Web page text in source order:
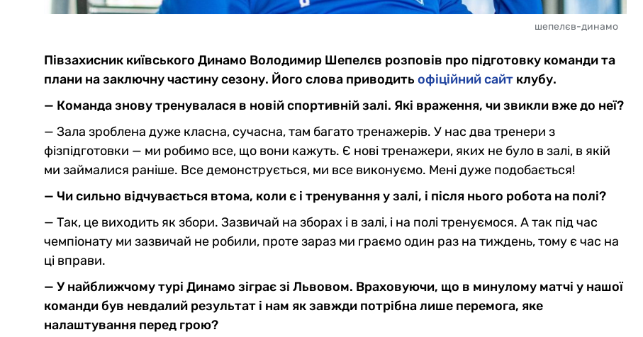
шепелєв-динамо
Півзахисник київського Динамо Володимир Шепелєв розповів про підготовку команди та
плани на заключну частину сезону. Його слова приводить офіційний сайт клубу.
— Команда знову тренувалася в новій спортивній залі. Які враження, чи звикли вже до неї?
— Зала зроблена дуже класна, сучасна, там багато тренажерів. У нас два тренери з
фізпідготовки — ми робимо все, що вони кажуть. Є нові тренажери, яких не було в залі, в якій
ми займалися раніше. Все демонструється, ми все виконуємо. Мені дуже подобається!
— Чи сильно відчувається втома, коли є і тренування у залі, і після нього робота на полі?
— Так, це виходить як збори. Зазвичай на зборах і в залі, і на полі тренуємося. А так під час
чемпіонату ми зазвичай не робили, проте зараз ми граємо один раз на тиждень, тому є час на
ці вправи.
— У найближчому турі Динамо зіграє зі Львовом. Враховуючи, що в минулому матчі у нашої
команди був невдалий результат і нам як завжди потрібна лише перемога, яке
налаштування перед грою?